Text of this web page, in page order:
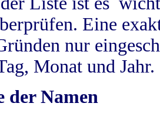
Eine
nur
Monat und Jahr.
der Namen